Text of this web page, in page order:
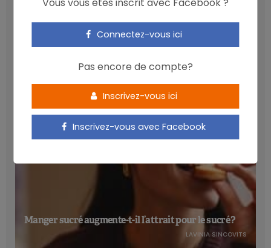
Les anthocyanines bénéfiques pour la santé
cardiométabolique
Manger sucré augmente-t-il l’attrait pour le sucré ?
LAVINIA SINCOVITS
Connectez-vous ici
Pas encore de compte?
Inscrivez-vous ici
Inscrivez-vous avec Facebook